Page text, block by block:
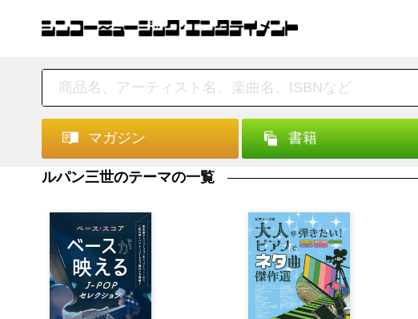
マガジン 書籍
ルパン三世のテーマの一覧